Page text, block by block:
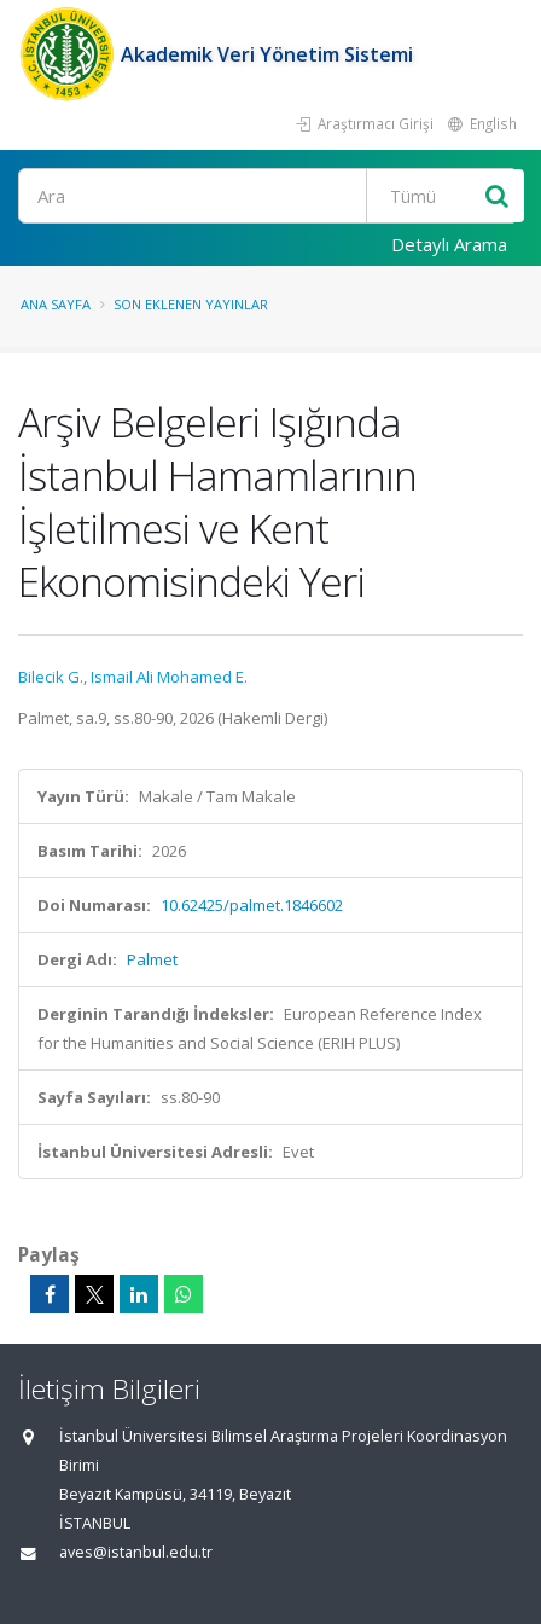
Akademik Veri Yönetim Sistemi
Araştırmacı Girişi English
Ara
Detaylı Arama
ANA SAYFA SON EKLENEN YAYINLAR
Arşiv Belgeleri Işığında
İstanbul Hamamlarının
İşletilmesi ve Kent
Ekonomisindeki Yeri
Bilecik G.,Ismail Ali Mohamed E.
Palmet, sa.9, ss.80-90, 2026 (Hakemli Dergi)
Yayın Türü: Makale / Tam Makale
Basım Tarihi: 2026
Doi Numarası: 10.62425/palmet.1846602
Dergi Adı: Palmet
Derginin Tarandığı İndeksler: European Reference Index
for the Humanities and Social Science (ERIH PLUS)
Sayfa Sayıları: ss.80-90
İstanbul Üniversitesi Adresli: Evet
Paylaş
İletişim Bilgileri
İstanbul Üniversitesi Bilimsel Araştırma Projeleri Koordinasyon
Birimi
Beyazıt Kampüsü, 34119, Beyazıt
İSTANBUL
aves@istanbul.edu.tr